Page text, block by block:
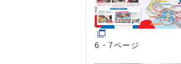
6・7ページ